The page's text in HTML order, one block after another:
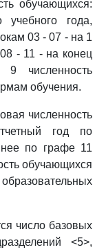
обучающихся:
года,
03 - 07 - на 1
- 11 - на конец
численность
обучения.
численность
год по
по графе 11
обучающихся
число базовых
<5>,